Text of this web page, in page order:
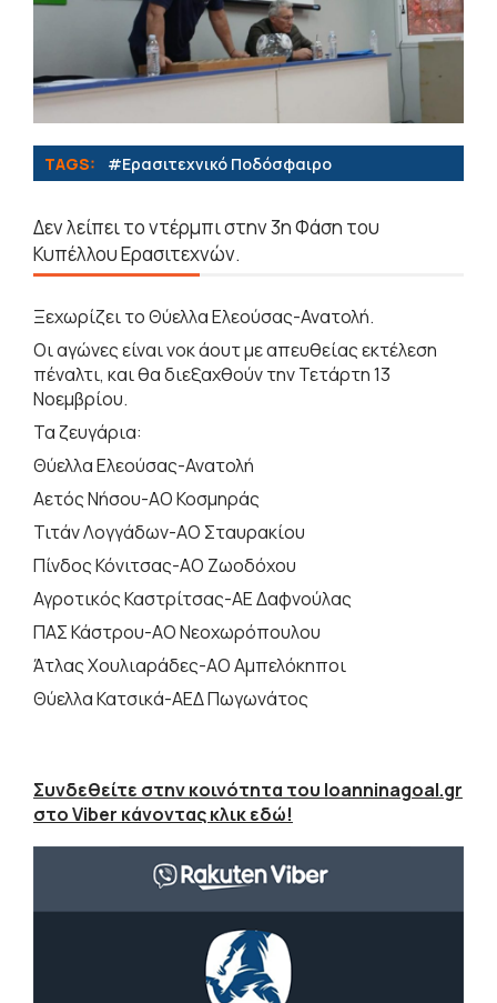
TAGS: #Eρασιτεχνικό Ποδόσφαιρο
Δεν λείπει το ντέρμπι στην 3η Φάση του
Κυπέλλου Ερασιτεχνών.
Ξεχωρίζει το Θύελλα Ελεούσας-Ανατολή.
Οι αγώνες είναι νοκ άουτ με απευθείας εκτέλεση
πέναλτι, και θα διεξαχθούν την Τετάρτη 13
Νοεμβρίου.
Τα ζευγάρια:
Θύελλα Ελεούσας-Ανατολή
Αετός Νήσου-ΑΟ Κοσμηράς
Τιτάν Λογγάδων-ΑΟ Σταυρακίου
Πίνδος Κόνιτσας-ΑΟ Ζωοδόχου
Αγροτικός Καστρίτσας-ΑΕ Δαφνούλας
ΠΑΣ Κάστρου-ΑΟ Νεοχωρόπουλου
Άτλας Χουλιαράδες-ΑΟ Αμπελόκηποι
Θύελλα Κατσικά-ΑΕΔ Πωγωνάτος
Συνδεθείτε στην κοινότητα του Ioanninagoal.gr
στο Viber κάνοντας κλικ εδώ!